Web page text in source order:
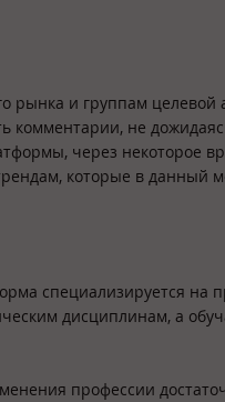
рынка и группам целевой
комментарии, не
через некоторое
которые в данный
специализируется на
дисциплинам, а
профессии